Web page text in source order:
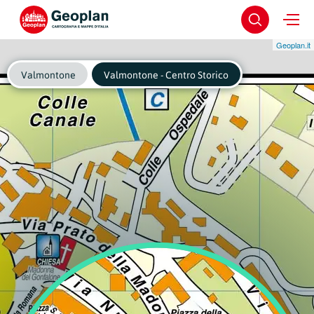
Geoplan.it
Valmontone Valmontone - Centro Storico